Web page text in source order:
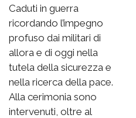
Caduti in guerra
ricordando l’impegno
profuso dai militari di
allora e di oggi nella
tutela della sicurezza e
nella ricerca della pace.
Alla cerimonia sono
intervenuti, oltre al